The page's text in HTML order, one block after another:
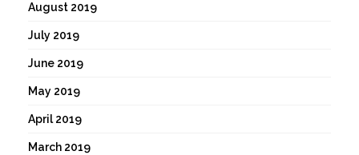
August 2019
July 2019
June 2019
May 2019
April 2019
March 2019